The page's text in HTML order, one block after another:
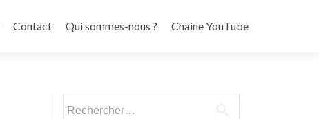
Contact Qui sommes-nous ? Chaine YouTube